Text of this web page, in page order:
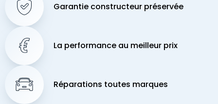
Garantie constructeur préservée
La performance au meilleur prix
Réparations toutes marques